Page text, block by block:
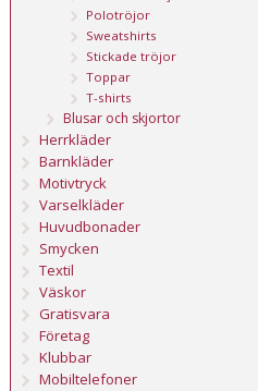
Polotröjor
Sweatshirts
Stickade tröjor
Toppar
T-shirts
Blusar och skjortor
Herrkläder
Barnkläder
Motivtryck
Varselkläder
Huvudbonader
Smycken
Textil
Väskor
Gratisvara
Företag
Klubbar
Mobiltelefoner